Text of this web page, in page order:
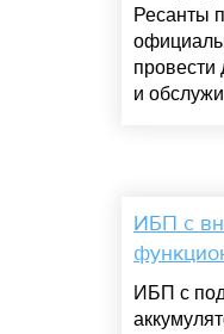
Ресанты
провести
и
ИБП с
ИБП с